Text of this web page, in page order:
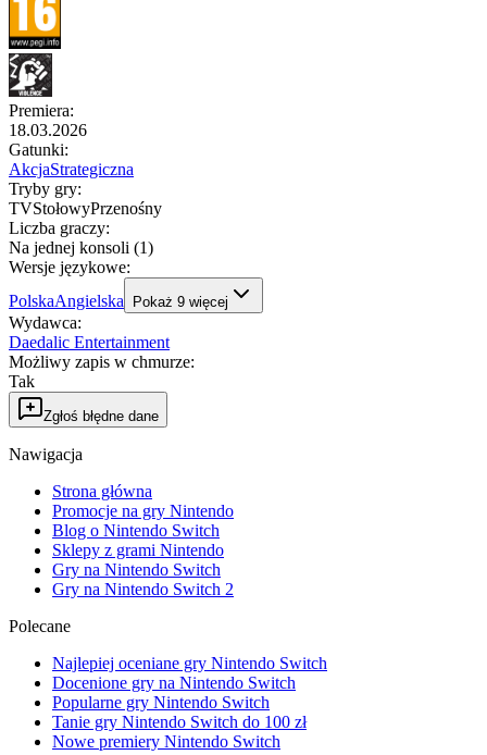
Premiera:
18.03.2026
Gatunki:
AkcjaStrategiczna
Tryby gry:
TVStołowyPrzenośny
Liczba graczy:
Na jednej konsoli (1)
Wersje językowe:
PolskaAngielska Pokaż 9 więcej
Wydawca:
Daedalic Entertainment
Możliwy zapis w chmurze:
Tak
Zgłoś błędne dane
Nawigacja
Strona główna
Promocje na gry Nintendo
Blog o Nintendo Switch
Sklepy z grami Nintendo
Gry na Nintendo Switch
Gry na Nintendo Switch 2
Polecane
Najlepiej oceniane gry Nintendo Switch
Docenione gry na Nintendo Switch
Popularne gry Nintendo Switch
Tanie gry Nintendo Switch do 100 zł
Nowe premiery Nintendo Switch